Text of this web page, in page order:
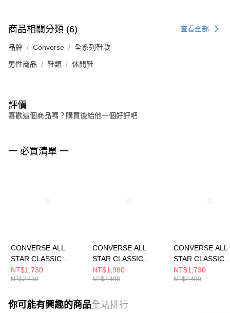
商品相關分類 (6) 查看全部
品牌 Converse 全系列鞋款
男性商品 鞋類 休閒鞋
評價
喜歡這個商品嗎？購買後給他一個好評吧
一 必買清單 一
CONVERSE ALL
STAR CLASSIC
TRAINER OX
BLACK/WHITE 男女
NT$1,730
NT$2,480
CONVERSE ALL
STAR CLASSIC
TRAINER OX
GROUNDED 男女 休
NT$1,980
NT$2,480
CONVERSE ALL
STAR CLASSIC
TRAINER OX
SPORTY
NT$1,730
NT$2,480
你可能有興趣的商品全站排行